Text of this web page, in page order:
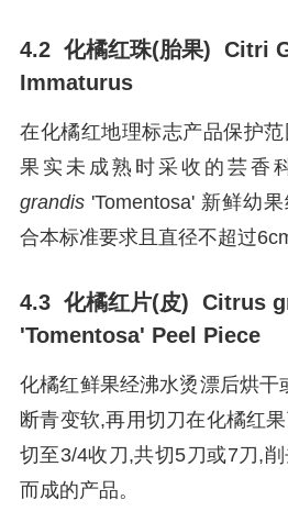
4.2 化橘红珠(胎果) Citri
Immaturus
在化橘红地理标志产品保护
果实未成熟时采收的芸香
grandis 'Tomentosa' 新鲜幼
合本标准要求且直径不超过
4.3 化橘红片(皮) Citrus
'Tomentosa' Peel Piece
化橘红鲜果经沸水烫漂后烘干
断青变软,再用切刀在化橘红
切至3/4收刀,共切5刀或7刀,
而成的产品。